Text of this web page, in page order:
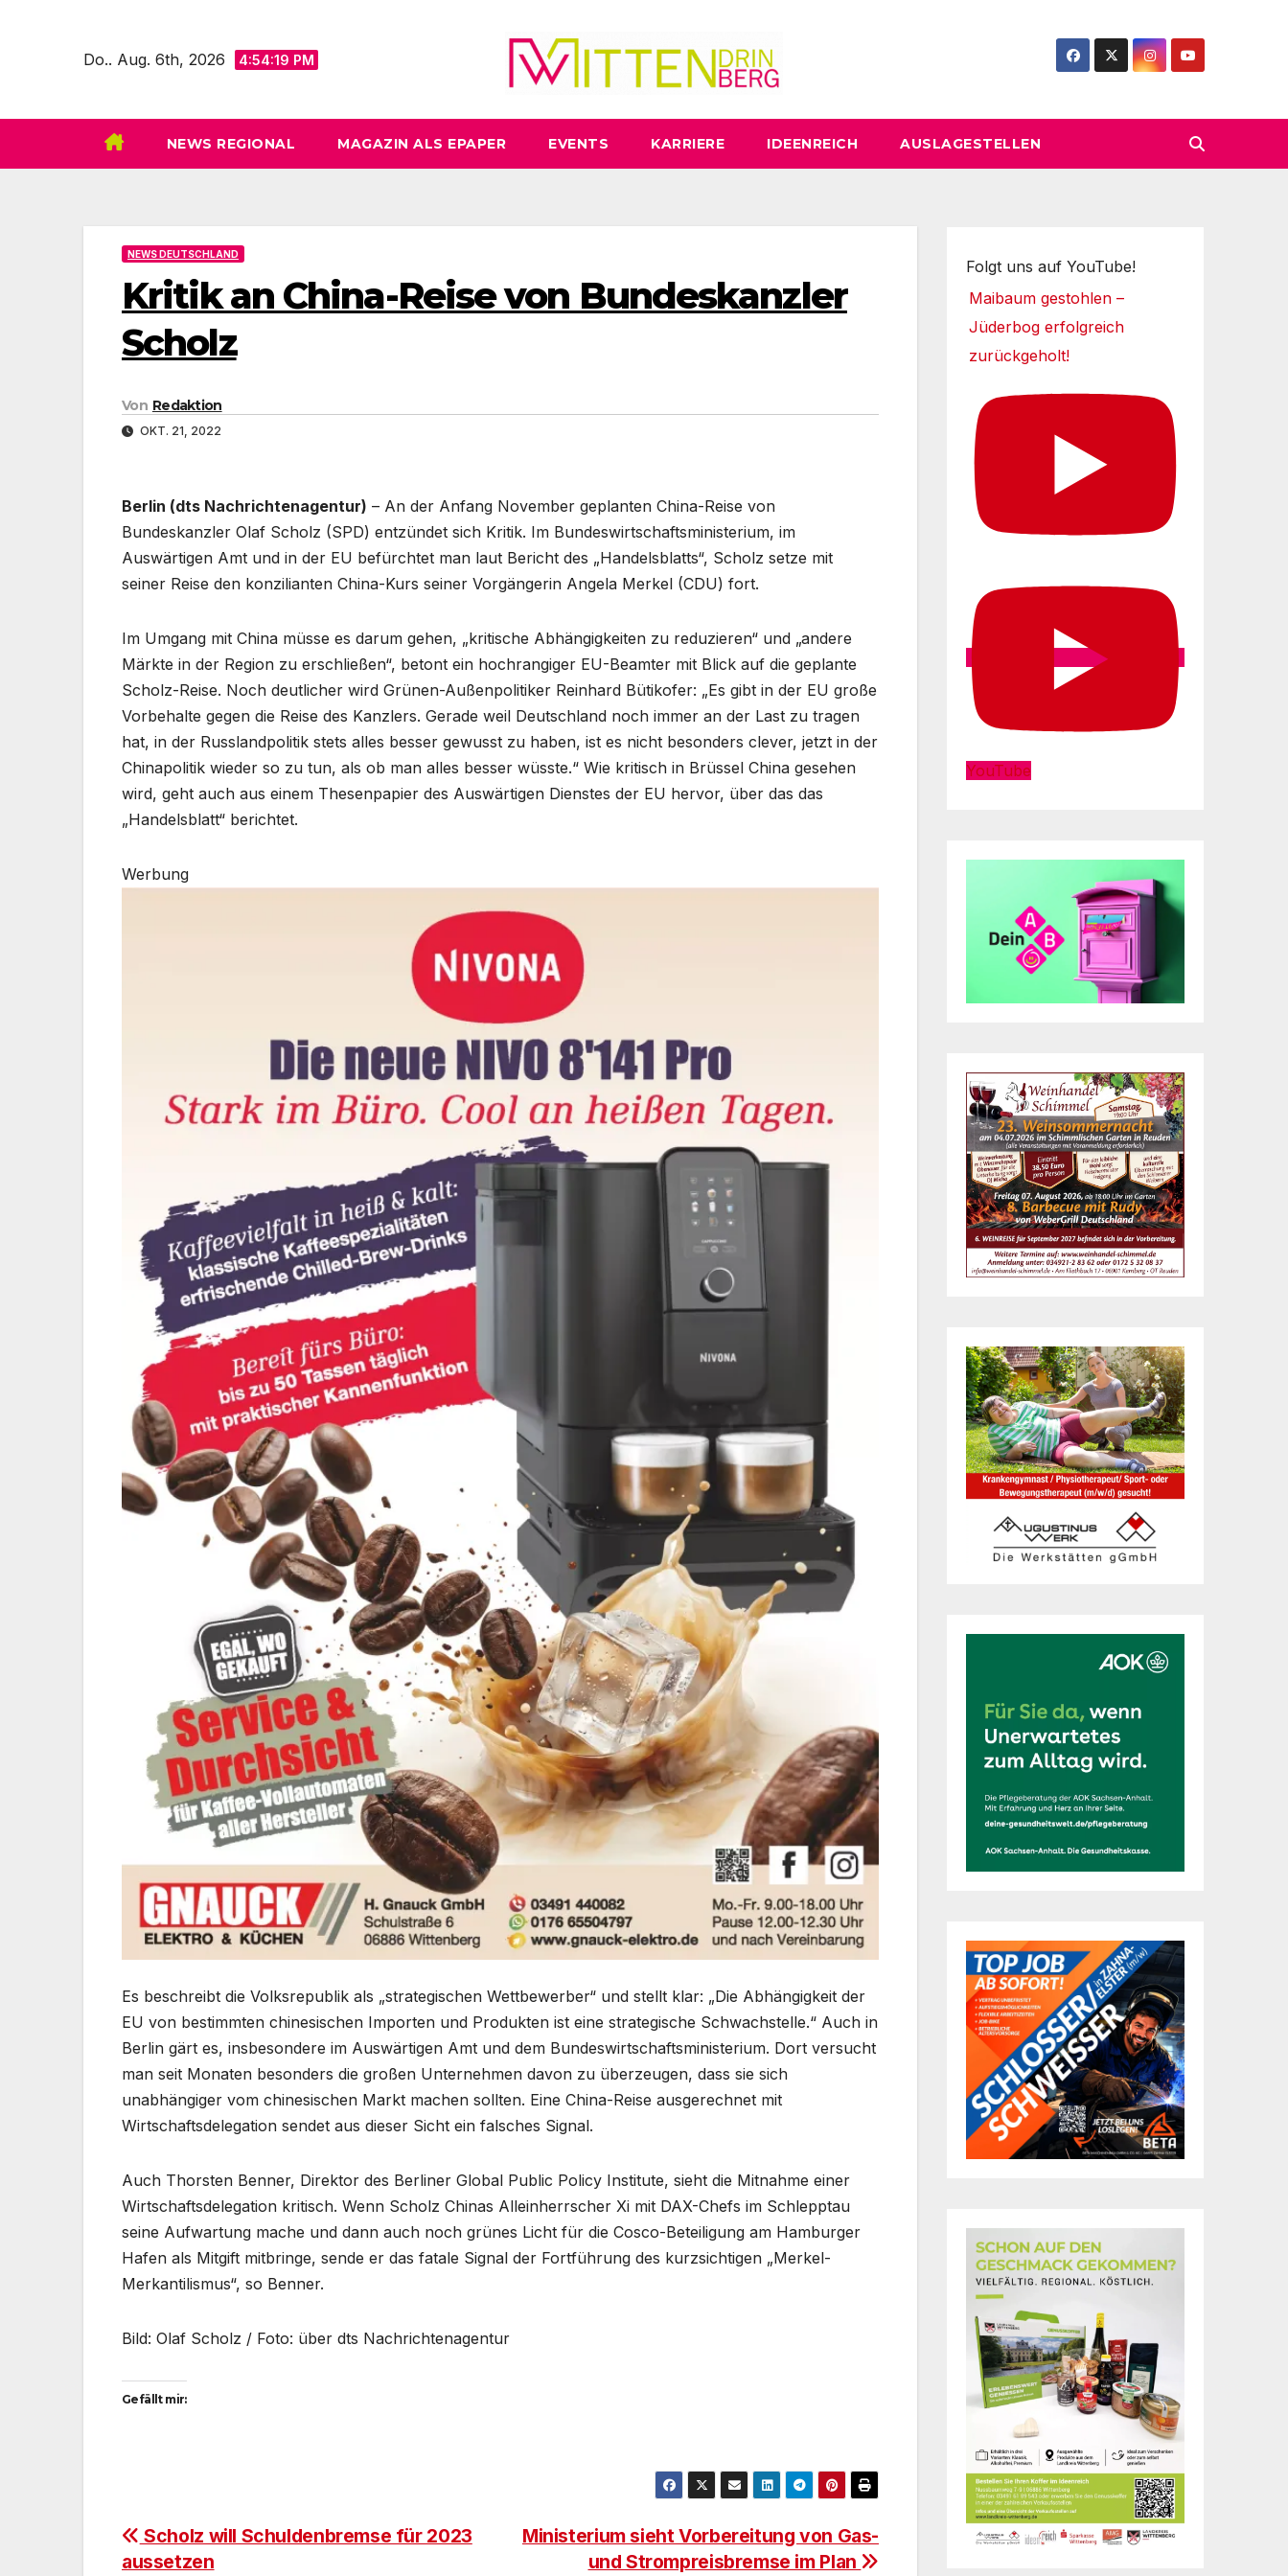
Do.. Aug. 6th, 2026 4:54:20 PM
NEWS REGIONAL MAGAZIN ALS EPAPER EVENTS KARRIERE IDEENREICH AUSLAGESTELLEN
NEWS DEUTSCHLAND
Kritik an China-Reise von Bundeskanzler
Scholz
Von Redaktion
OKT. 21, 2022
Berlin (dts Nachrichtenagentur) – An der Anfang November geplanten China-Reise von
Bundeskanzler Olaf Scholz (SPD) entzündet sich Kritik. Im Bundeswirtschaftsministerium, im
Auswärtigen Amt und in der EU befürchtet man laut Bericht des „Handelsblatts“, Scholz setze mit
seiner Reise den konzilianten China-Kurs seiner Vorgängerin Angela Merkel (CDU) fort.
Im Umgang mit China müsse es darum gehen, „kritische Abhängigkeiten zu reduzieren“ und „andere
Märkte in der Region zu erschließen“, betont ein hochrangiger EU-Beamter mit Blick auf die geplante
Scholz-Reise. Noch deutlicher wird Grünen-Außenpolitiker Reinhard Bütikofer: „Es gibt in der EU große
Vorbehalte gegen die Reise des Kanzlers. Gerade weil Deutschland noch immer an der Last zu tragen
hat, in der Russlandpolitik stets alles besser gewusst zu haben, ist es nicht besonders clever, jetzt in der
Chinapolitik wieder so zu tun, als ob man alles besser wüsste.“ Wie kritisch in Brüssel China gesehen
wird, geht auch aus einem Thesenpapier des Auswärtigen Dienstes der EU hervor, über das das
„Handelsblatt“ berichtet.
Werbung
Es beschreibt die Volksrepublik als „strategischen Wettbewerber“ und stellt klar: „Die Abhängigkeit der
EU von bestimmten chinesischen Importen und Produkten ist eine strategische Schwachstelle.“ Auch in
Berlin gärt es, insbesondere im Auswärtigen Amt und dem Bundeswirtschaftsministerium. Dort versucht
man seit Monaten besonders die großen Unternehmen davon zu überzeugen, dass sie sich
unabhängiger vom chinesischen Markt machen sollten. Eine China-Reise ausgerechnet mit
Wirtschaftsdelegation sendet aus dieser Sicht ein falsches Signal.
Auch Thorsten Benner, Direktor des Berliner Global Public Policy Institute, sieht die Mitnahme einer
Wirtschaftsdelegation kritisch. Wenn Scholz Chinas Alleinherrscher Xi mit DAX-Chefs im Schlepptau
seine Aufwartung mache und dann auch noch grünes Licht für die Cosco-Beteiligung am Hamburger
Hafen als Mitgift mitbringe, sende er das fatale Signal der Fortführung des kurzsichtigen „Merkel-
Merkantilismus“, so Benner.
Bild: Olaf Scholz / Foto: über dts Nachrichtenagentur
Gefällt mir:
Beitragsnavigation
Ministerium sieht Vorbereitung von Gas-
und Strompreisbremse im Plan
Scholz will Schuldenbremse für 2023
aussetzen
Folgt uns auf YouTube!
Maibaum gestohlen –
Jüderbog erfolgreich
zurückgeholt!
YouTube